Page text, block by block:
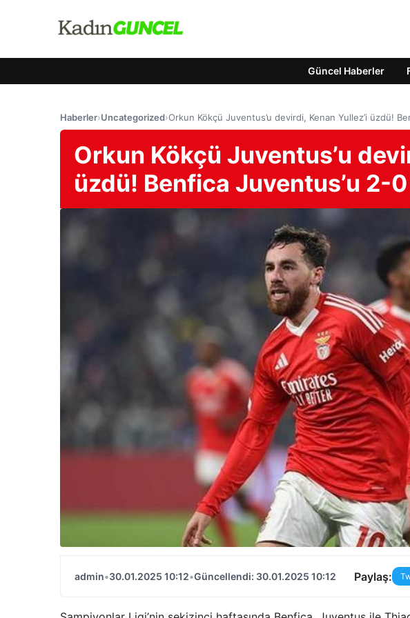
Güncel Haberler
Haberler›Uncategorized›Orkun Kökçü Juventus’u devirdi, Kenan Yullez’i üzdü!
Orkun Kökçü Juventus’u
üzdü! Benfica Juventus’u 2-
admin•30.01.2025 10:12•Güncellendi: 30.01.2025 10:12 Paylaş: